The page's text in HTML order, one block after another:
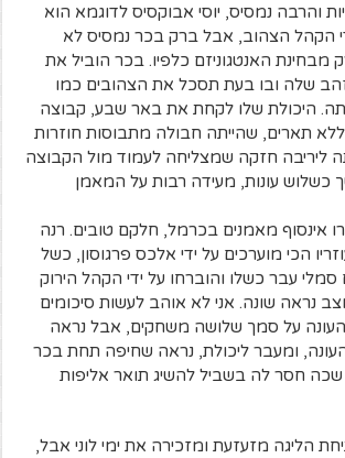
והרבה נמסיס, יוסי אבוקסיס לדוגמא הוא
הקהל הצהוב, אבל ברק בכר נמסיס לא
מבחינת האנטגוניזם כלפיו. בכר הוביל את
שלה ובו בעת תסכל את הצהובים כמו
היכולת שלו לקחת את באר שבע, קבוצה
תארים, שהייתה חבולה מתבוסות חוזרות
ליריבה חזקה שמצליחה לעמוד מול הקבוצה
כשלוש עונות, מעידה רבות על המאמן
אינסוף מאמנים בכרמל, חלקם טובים. רנה
הכי מוערכים על ידי אלכס פרגוסון, כשל
עבר כשלו והוברחו על ידי הקהל הירוק
נראה שונה. אני לא אוהב לעשות סיכומים
על סמך שלושה משחקים, אבל נראה
ומעבר ליכולת, נראה שחיפה תחת בכר
שכה חסר לה בשביל להשיג תואר אליפות
הליגה מזעזעת ומזכירה את ימי לוני אבל,